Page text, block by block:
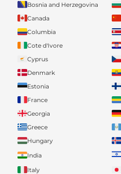
Bosnia and Herzegovina
Canada
Columbia
Cote d'Ivore
Cyprus
Denmark
Estonia
France
Georgia
Greece
Hungary
India
Italy